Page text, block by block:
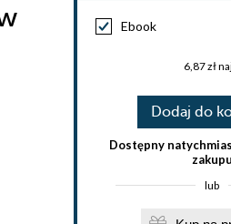
Ebook
6,87 zł
Dodaj do
Dostępny
zakupu
lub